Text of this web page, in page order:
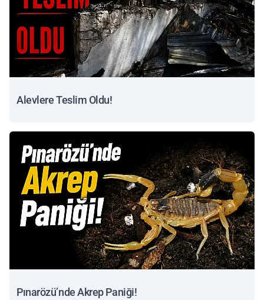
Alevlere Teslim Oldu!
Pınarözü’nde Akrep Paniği!